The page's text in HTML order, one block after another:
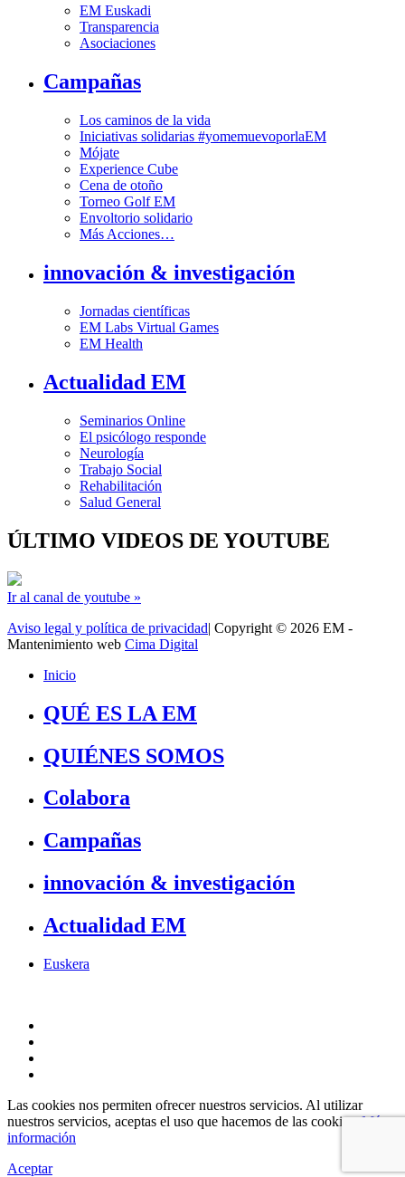
EM Euskadi
Transparencia
Asociaciones
Campañas
Los caminos de la vida
Iniciativas solidarias #yomemuevoporlaEM
Mójate
Experience Cube
Cena de otoño
Torneo Golf EM
Envoltorio solidario
Más Acciones…
innovación & investigación
Jornadas científicas
EM Labs Virtual Games
EM Health
Actualidad EM
Seminarios Online
El psicólogo responde
Neurología
Trabajo Social
Rehabilitación
Salud General
ÚLTIMO VIDEOS DE YOUTUBE
Ir al canal de youtube »
Aviso legal y política de privacidad| Copyright © 2026 EM -
Mantenimiento web Cima Digital
Inicio
QUÉ ES LA EM
QUIÉNES SOMOS
Colabora
Campañas
innovación & investigación
Actualidad EM
Euskera
Las cookies nos permiten ofrecer nuestros servicios. Al utilizar
nuestros servicios, aceptas el uso que hacemos de las cookies.Más
información
Aceptar